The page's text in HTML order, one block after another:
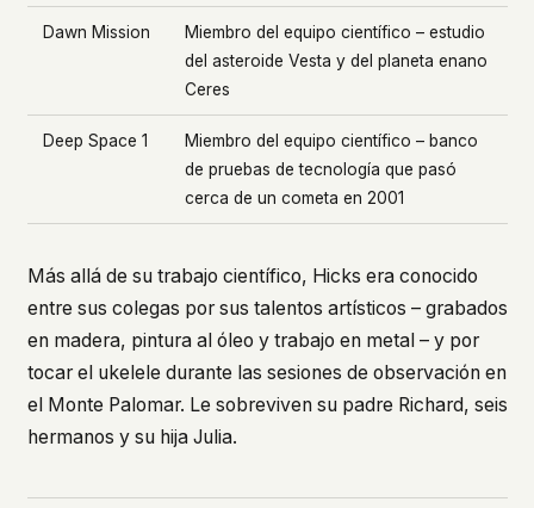
Dawn Mission
Miembro del equipo científico – estudio
del asteroide Vesta y del planeta enano
Ceres
Deep Space 1
Miembro del equipo científico – banco
de pruebas de tecnología que pasó
cerca de un cometa en 2001
Más allá de su trabajo científico, Hicks era conocido
entre sus colegas por sus talentos artísticos – grabados
en madera, pintura al óleo y trabajo en metal – y por
tocar el ukelele durante las sesiones de observación en
el Monte Palomar. Le sobreviven su padre Richard, seis
hermanos y su hija Julia.